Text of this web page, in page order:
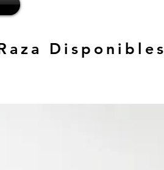
Disponibles